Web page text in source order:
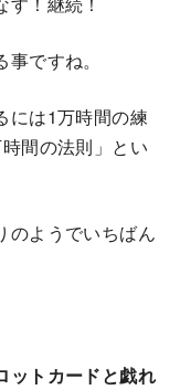
ですね。
には1万時間の練
間の法則」とい
のようでいちばん
ットカードと戯れ